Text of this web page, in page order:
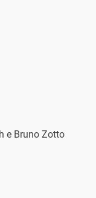
e Bruno Zotto